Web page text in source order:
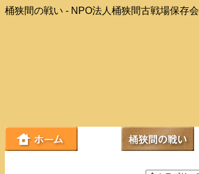
桶狭間の戦い - NPO法人桶狭間古戦場保存会